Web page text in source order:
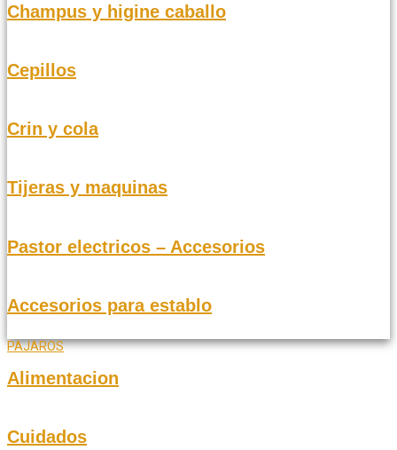
Champus y higine caballo
Cepillos
Crin y cola
Tijeras y maquinas
Pastor electricos – Accesorios
Accesorios para establo
PAJAROS
Alimentacion
Cuidados